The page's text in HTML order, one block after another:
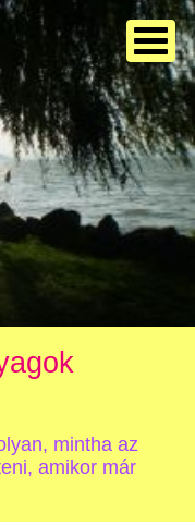
mintha az
amikor már